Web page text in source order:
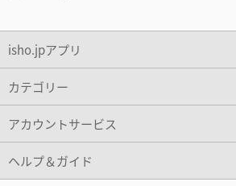
isho.jpアプリ
カテゴリー
アカウントサービス
ヘルプ＆ガイド